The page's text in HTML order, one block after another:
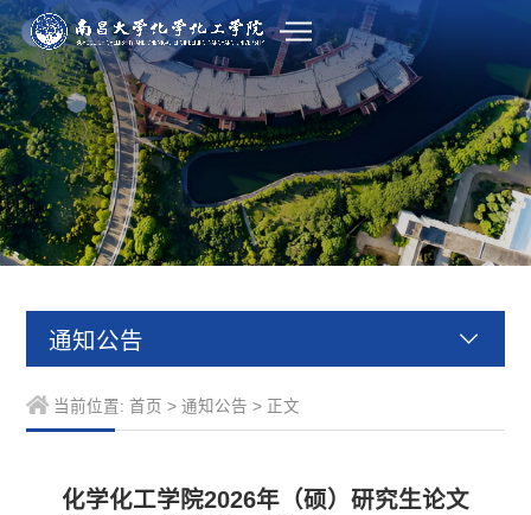
通知公告
当前位置: 首页 > 通知公告 > 正文
化学化工学院2026年（硕）研究生论文